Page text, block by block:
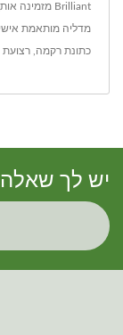
Brilliant מזמינה אותך לחקור את ה
מדליה מותאמת
כתונת רקמה רצועת
יש לך